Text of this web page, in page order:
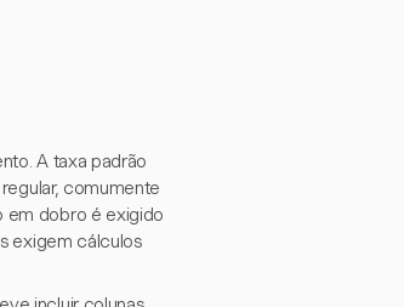
A taxa padrão
comumente
em dobro é exigido
exigem cálculos